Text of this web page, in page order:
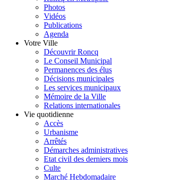
Photos
Vidéos
Publications
Agenda
Votre Ville
Découvrir Roncq
Le Conseil Municipal
Permanences des élus
Décisions municipales
Les services municipaux
Mémoire de la Ville
Relations internationales
Vie quotidienne
Accès
Urbanisme
Arrêtés
Démarches administratives
Etat civil des derniers mois
Culte
Marché Hebdomadaire